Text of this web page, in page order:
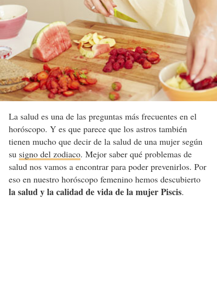
La salud es una de las preguntas más frecuentes en el
horóscopo. Y es que parece que los astros también
tienen mucho que decir de la salud de una mujer según
su signo del zodiaco. Mejor saber qué problemas de
salud nos vamos a encontrar para poder prevenirlos. Por
eso en nuestro horóscopo femenino hemos descubierto
la salud y la calidad de vida de la mujer Piscis.